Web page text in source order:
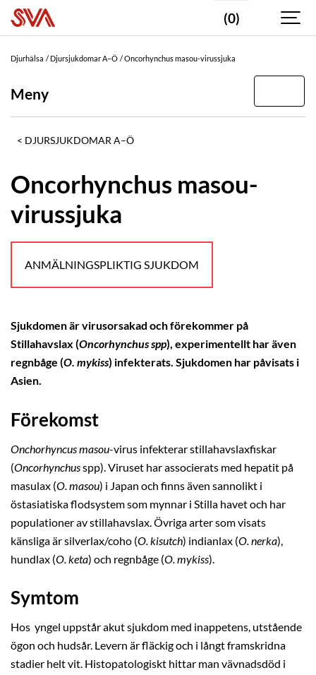
(0)
Djurhälsa Djursjukdomar A–Ö Oncorhynchus masou-virussjuka
Meny
DJURSJUKDOMAR A–Ö
Oncorhynchus masou-
virussjuka
ANMÄLNINGSPLIKTIG SJUKDOM
Sjukdomen är virusorsakad och förekommer på
Stillahavslax (Oncorhynchus spp), experimentellt har även
regnbåge (O. mykiss) infekterats. Sjukdomen har påvisats i
Asien.
Förekomst
Onchorhyncus masou-virus infekterar stillahavslaxfiskar
(Oncorhynchusspp). Viruset har associerats med hepatit på
masulax (O. masou) i Japan och finns även sannolikt i
östasiatiska flodsystem som mynnar i Stilla havet och har
populationer av stillahavslax. Övriga arter som visats
känsliga är silverlax/coho (O. kisutch) indianlax (O. nerka),
hundlax (O. keta) och regnbåge (O. mykiss).
Symtom
Hos yngel uppstår akut sjukdom med inappetens, utstående
ögon och hudsår. Levern är fläckig och i långt framskridna
stadier helt vit. Histopatologiskt hittar man vävnadsdöd i